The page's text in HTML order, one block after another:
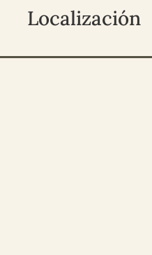
Localización